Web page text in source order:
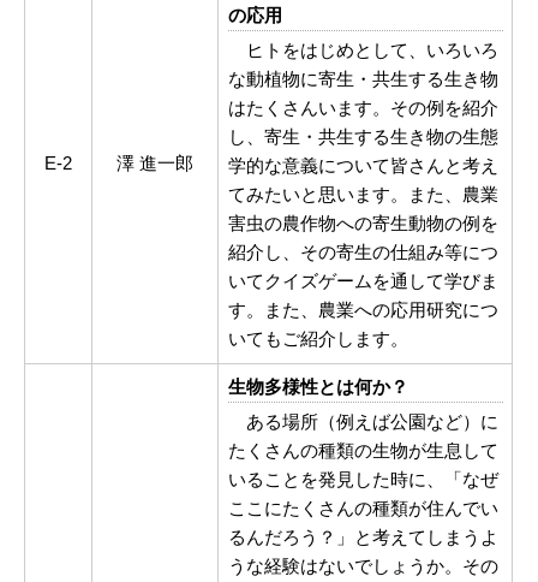
E-2 澤 進一郎
の応用
ヒトをはじめとして、いろいろ
な動植物に寄生・共生する生き物
はたくさんいます。その例を紹介
し、寄生・共生する生き物の生態
学的な意義について皆さんと考え
てみたいと思います。また、農業
害虫の農作物への寄生動物の例を
紹介し、その寄生の仕組み等につ
いてクイズゲームを通して学びま
す。また、農業への応用研究につ
いてもご紹介します。
生物多様性とは何か？
ある場所（例えば公園など）に
たくさんの種類の生物が生息して
いることを発見した時に、「なぜ
ここにたくさんの種類が住んでい
るんだろう？」と考えてしまうよ
うな経験はないでしょうか。その